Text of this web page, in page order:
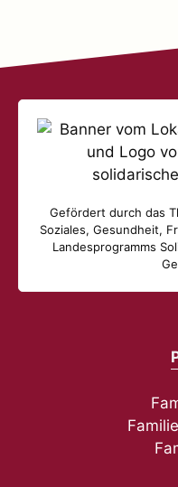
Gefördert durch das
Soziales, Gesundheit,
Landesprogramms